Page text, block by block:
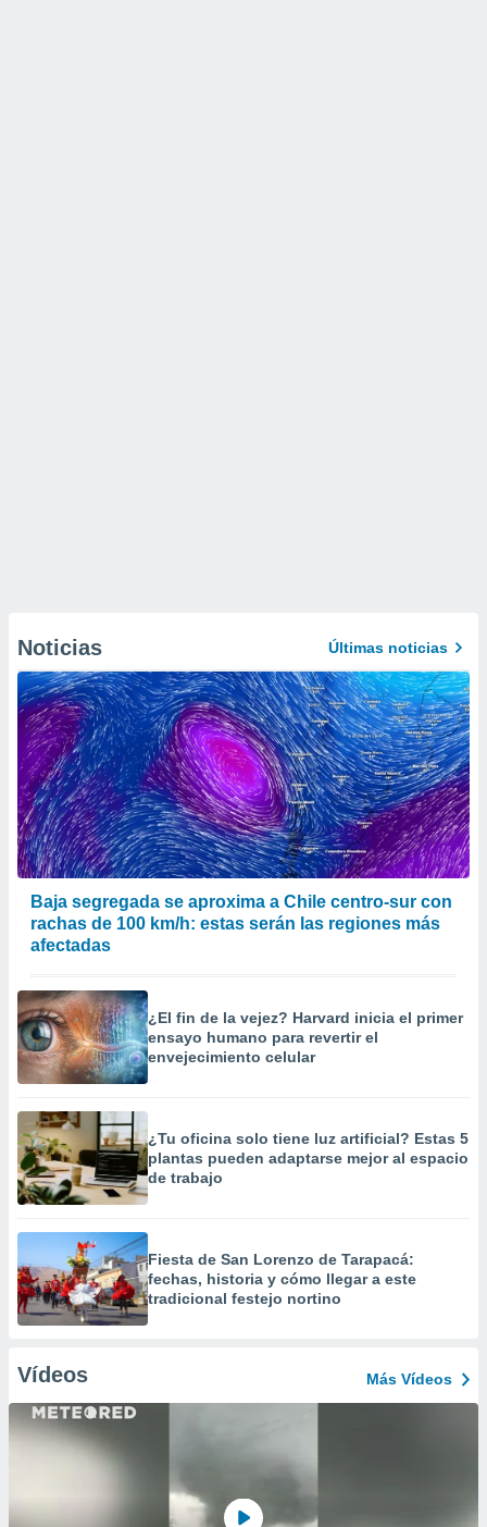
Noticias Últimas noticias
Baja segregada se aproxima a Chile centro-sur con
rachas de 100 km/h: estas serán las regiones más
afectadas
¿El fin de la vejez? Harvard inicia el primer
ensayo humano para revertir el
envejecimiento celular
¿Tu oficina solo tiene luz artificial? Estas 5
plantas pueden adaptarse mejor al espacio
de trabajo
Fiesta de San Lorenzo de Tarapacá:
fechas, historia y cómo llegar a este
tradicional festejo nortino
Vídeos Más Vídeos